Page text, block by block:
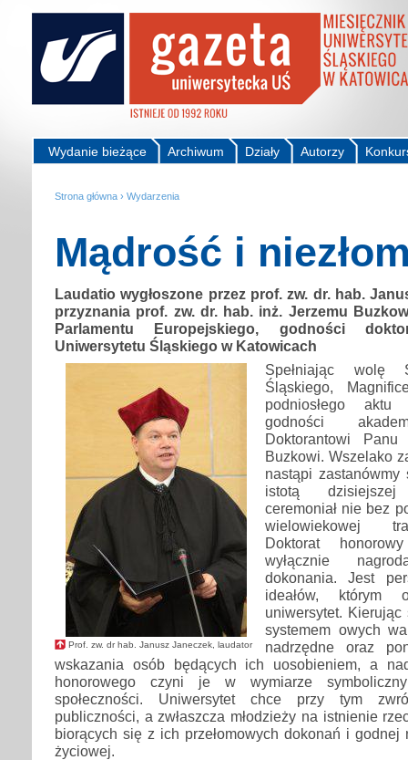
Autorzy
Działy
Archiwum
Wydanie bieżące
Strona główna › Wydarzenia
Mądrość i
Laudatio wygłoszone przez prof. zw. dr. hab.
przyznania prof. zw. dr. hab. inż. Jerzemu
Parlamentu Europejskiego, godności
Uniwersytetu Śląskiego w Katowicach
Prof. zw. dr hab. Janusz Janeczek, laudator
Spełniając wolę
Śląskiego,
podniosłego aktu
godności
Doktorantowi Panu
Buzkowi. Wszelako
nastąpi
istotą
ceremoniał nie bez
wielowiekowej
Doktorat
wyłącznie
dokonania. Jest
ideałów, którym
uniwersytet.
systemem owych
nadrzędne oraz
wskazania osób będących ich uosobieniem, a
honorowego czyni je w wymiarze
społeczności. Uniwersytet chce przy tym
publiczności, a zwłaszcza młodzieży na istnienie
biorących się z ich przełomowych dokonań i godnej
życiowej.